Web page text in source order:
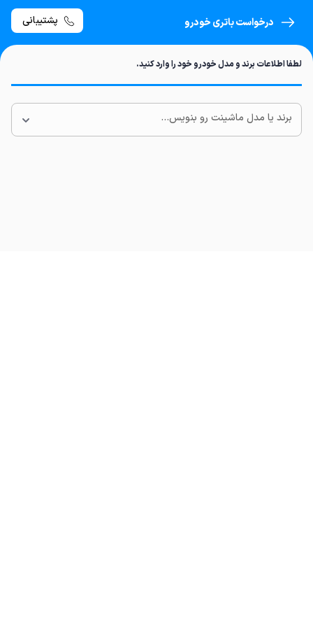
درخواست باتری خودرو پشتیبانی
لطفا اطلاعات برند و مدل خودرو خود را وارد کنید.
برند یا مدل ماشینت رو بنویس...